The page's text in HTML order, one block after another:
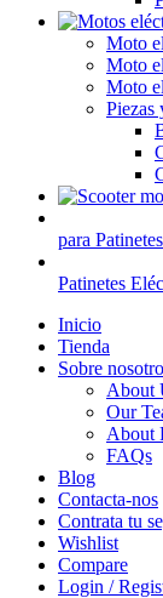
Moto
Moto
Moto
Piezas
para
Patinetes
Inicio
Tienda
Sobre
About
Our
About
FAQs
Blog
Contacta-nos
Contrata tu
Wishlist
Compare
Login /